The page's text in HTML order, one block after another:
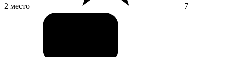
2 место 7